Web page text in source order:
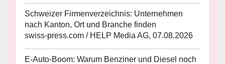
Schweizer Firmenverzeichnis: Unternehmen
nach Kanton, Ort und Branche finden
swiss-press.com / HELP Media AG, 07.08.2026
E-Auto-Boom: Warum Benziner und Diesel noch